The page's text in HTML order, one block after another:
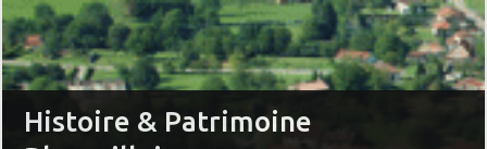
Histoire & Patrimoine